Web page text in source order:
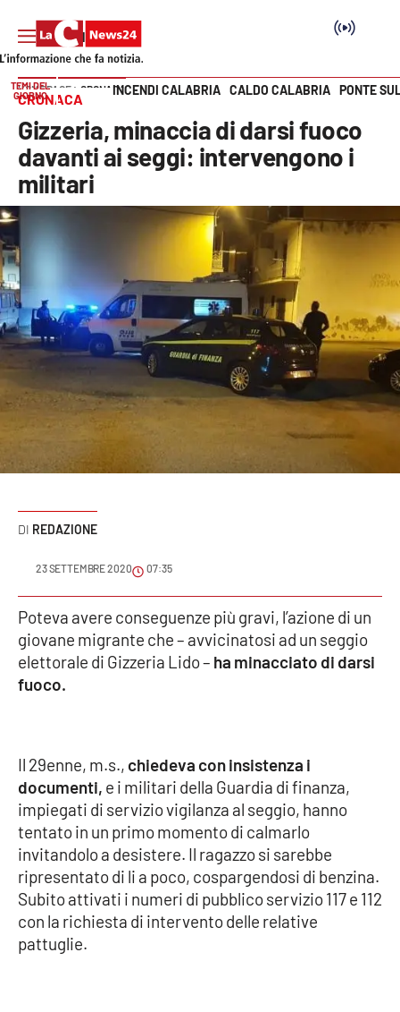
Cronaca
Politica
Attualità
Economia e lavoro
Italia Mondo
Sanità
Sport
Meteo
Editoriali
Cronaca
Cultura
Economia e Lavoro
Politica
Vai
TEMI DEL
GIORNO
INCENDI CALABRIA CALDO CALABRIA PONTE
HOME PAGE CRONACA
CRONACA
Gizzeria, minaccia di darsi fuoco
davanti ai seggi: intervengono i
militari
REDAZIONE
23 SETTEMBRE 2020 07:35
Poteva avere conseguenze più gravi, l’azione di un
giovane migrante che – avvicinatosi ad un seggio
elettorale di Gizzeria Lido – ha minacciato di darsi
fuoco.
Il 29enne, m.s., chiedeva con insistenza i
documenti, e i militari della Guardia di finanza,
impiegati di servizio vigilanza al seggio, hanno
tentato in un primo momento di calmarlo
invitandolo a desistere. Il ragazzo si sarebbe
ripresentato di li a poco, cospargendosi di benzina.
Subito attivati i numeri di pubblico servizio 117 e 112
con la richiesta di intervento delle relative
pattuglie.